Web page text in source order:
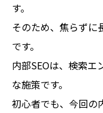
す。
そのため、焦らずに
です。
内部SEOは、検索エ
な施策です。
初心者でも、今回の